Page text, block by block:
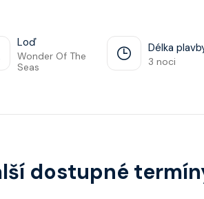
Loď
Wonder Of The
Seas
Délka
3 noci
dostupné